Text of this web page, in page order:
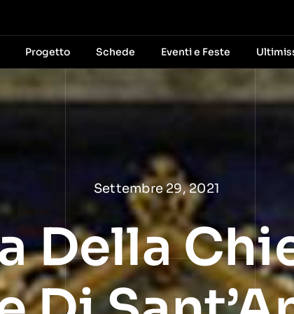
Progetto Schede Eventi e Feste
Settembre 29, 2021
Della